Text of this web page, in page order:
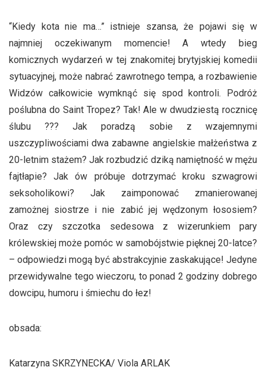
“Kiedy kota nie ma…” istnieje szansa, że pojawi się w
najmniej oczekiwanym momencie! A wtedy bieg
komicznych wydarzeń w tej znakomitej brytyjskiej komedii
sytuacyjnej, może nabrać zawrotnego tempa, a rozbawienie
Widzów całkowicie wymknąć się spod kontroli. Podróż
poślubna do Saint Tropez? Tak! Ale w dwudziestą rocznicę
ślubu ??? Jak poradzą sobie z wzajemnymi
uszczypliwościami dwa zabawne angielskie małżeństwa z
20-letnim stażem? Jak rozbudzić dziką namiętność w mężu
fajtłapie? Jak ów próbuje dotrzymać kroku szwagrowi
seksoholikowi? Jak zaimponować zmanierowanej
zamożnej siostrze i nie zabić jej wędzonym łososiem?
Oraz czy szczotka sedesowa z wizerunkiem pary
królewskiej może pomóc w samobójstwie pięknej 20-latce?
– odpowiedzi mogą być abstrakcyjnie zaskakujące! Jedyne
przewidywalne tego wieczoru, to ponad 2 godziny dobrego
dowcipu, humoru i śmiechu do łez!
obsada:
Katarzyna SKRZYNECKA/ Viola ARLAK